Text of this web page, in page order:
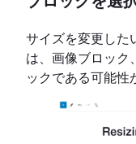
サイズを変更した
は、画像ブロック
ックである可能性